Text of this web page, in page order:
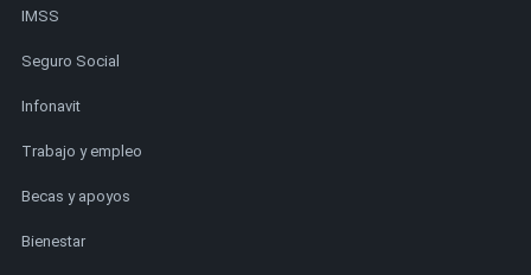
IMSS
Seguro Social
Infonavit
Trabajo y empleo
Becas y apoyos
Bienestar